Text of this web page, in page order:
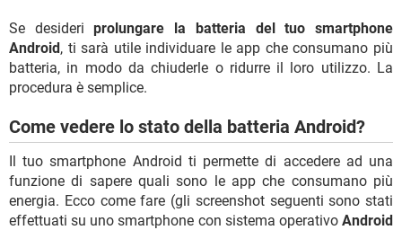
Se desideriprolungare la batteria del tuo smartphone
Android, ti sarà utile individuare le app che consumano più
batteria, in modo da chiuderle o ridurre il loro utilizzo. La
procedura è semplice.
Come vedere lo stato della batteria Android?
Il tuo smartphone Android ti permette di accedere ad una
funzione di sapere quali sono le app che consumano più
energia. Ecco come fare (gli screenshot seguenti sono stati
effettuati su uno smartphone con sistema operativo Android